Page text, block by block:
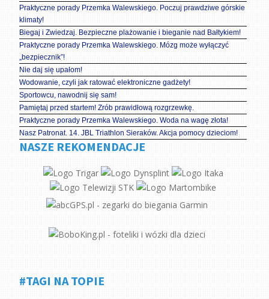
Praktyczne porady Przemka Walewskiego. Poczuj prawdziwe górskie
klimaty!
Biegaj i Zwiedzaj. Bezpieczne plażowanie i bieganie nad Bałtykiem!
Praktyczne porady Przemka Walewskiego. Mózg może wyłączyć
„bezpiecznik”!
Nie daj się upałom!
Wodowanie, czyli jak ratować elektroniczne gadżety!
Sportowcu, nawodnij się sam!
Pamiętaj przed startem! Zrób prawidłową rozgrzewkę.
Praktyczne porady Przemka Walewskiego. Woda na wagę złota!
Nasz Patronat. 14. JBL Triathlon Sieraków. Akcja pomocy dzieciom!
NASZE REKOMENDACJE
#TAGI NA TOPIE